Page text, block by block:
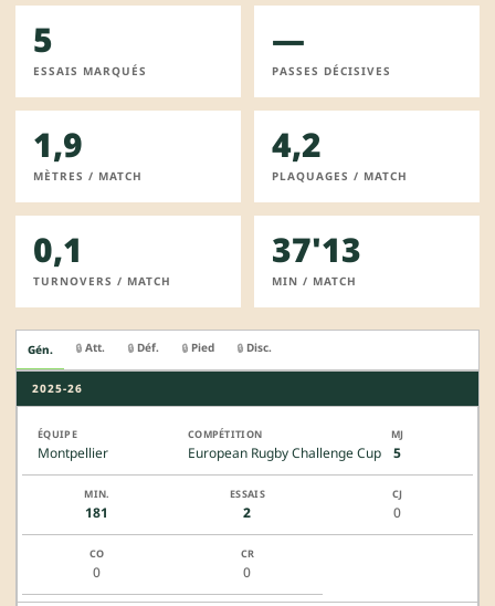
5
ESSAIS MARQUÉS
—
PASSES DÉCISIVES
1,9
MÈTRES / MATCH
4,2
PLAQUAGES / MATCH
0,1
TURNOVERS / MATCH
37'13
MIN / MATCH
Gén. 🔒 Att. 🔒 Déf. 🔒 Pied 🔒 Disc.
2025-26
Montpellier European Rugby Challenge Cup 5
181 2 0
0 0